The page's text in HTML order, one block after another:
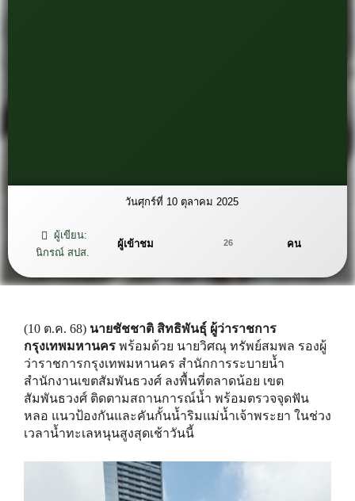
วันศุกร์ที่ 10 ตุลาคม 2025
ผู้เขียน:
นิกรณ์ สปส.
ผู้เข้าชม 26 คน
(10 ต.ค. 68) นายชัชชาติ สิทธิพันธุ์ ผู้ว่าราชการ
กรุงเทพมหานคร พร้อมด้วย นายวิศณุ ทรัพย์สมพล รองผู้
ว่าราชการกรุงเทพมหานคร สำนักการระบายน้ำ
สำนักงานเขตสัมพันธวงศ์ ลงพื้นที่ตลาดน้อย เขต
สัมพันธวงศ์ ติดตามสถานการณ์น้ำ พร้อมตรวจจุดฟัน
หลอ แนวป้องกันและคันกั้นน้ำริมแม่น้ำเจ้าพระยา ในช่วง
เวลาน้ำทะเลหนุนสูงสุดเช้าวันนี้